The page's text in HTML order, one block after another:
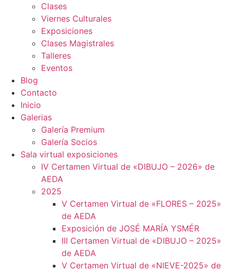
Clases
Viernes Culturales
Exposiciones
Clases Magistrales
Talleres
Eventos
Blog
Contacto
Inicio
Galerias
Galería Premium
Galería Socios
Sala virtual exposiciones
IV Certamen Virtual de «DIBUJO – 2026» de
AEDA
2025
V Certamen Virtual de «FLORES – 2025»
de AEDA
Exposición de JOSÉ MARÍA YSMÉR
III Certamen Virtual de «DIBUJO – 2025»
de AEDA
V Certamen Virtual de «NIEVE-2025» de